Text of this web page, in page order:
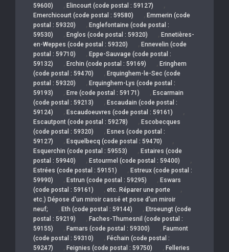
59600)
, Elincourt (code postal : 59127) ,
Emerchicourt (code postal : 59580) , Emmerin (code
postal : 59320)
, Englefontaine (code postal :
59530)
, Englos (code postal : 59320) , Ennetières-
en-Weppes (code postal : 59320)
, Ennevelin (code
postal : 59710)
, Eppe-Sauvage (code postal :
59132)
, Erchin (code postal : 59169) , Eringhem
(code postal : 59470)
, Erquinghem-le-Sec (code
postal : 59320)
, Erquinghem-Lys (code postal :
59193)
, Erre (code postal : 59171) , Escarmain
(code postal : 59213)
, Escaudain (code postal :
59124)
, Escaudoeuvres (code postal : 59161) ,
Escautpont (code postal : 59278) , Escobecques
(code postal : 59320)
, Esnes (code postal :
59127)
, Esquelbecq (code postal : 59470) ,
Esquerchin (code postal : 59553) , Estaires (code
postal : 59940)
, Estourmel (code postal : 59400) ,
Estrées (code postal : 59151) , Estreux (code postal :
59990)
, Estrun (code postal : 59295) , Eswars
(code postal : 59161)
, etc. Réparer une porte ,
etc.) Dépose d'un miroir cassé et pose d'un miroir
neuf;
, Eth (code postal : 59144) , Etroeungt (code
postal : 59219)
, Faches-Thumesnil (code postal :
59155)
, Famars (code postal : 59300) , Faumont
(code postal : 59310)
, Féchain (code postal :
59247)
, Feignies (code postal : 59750) , Felleries